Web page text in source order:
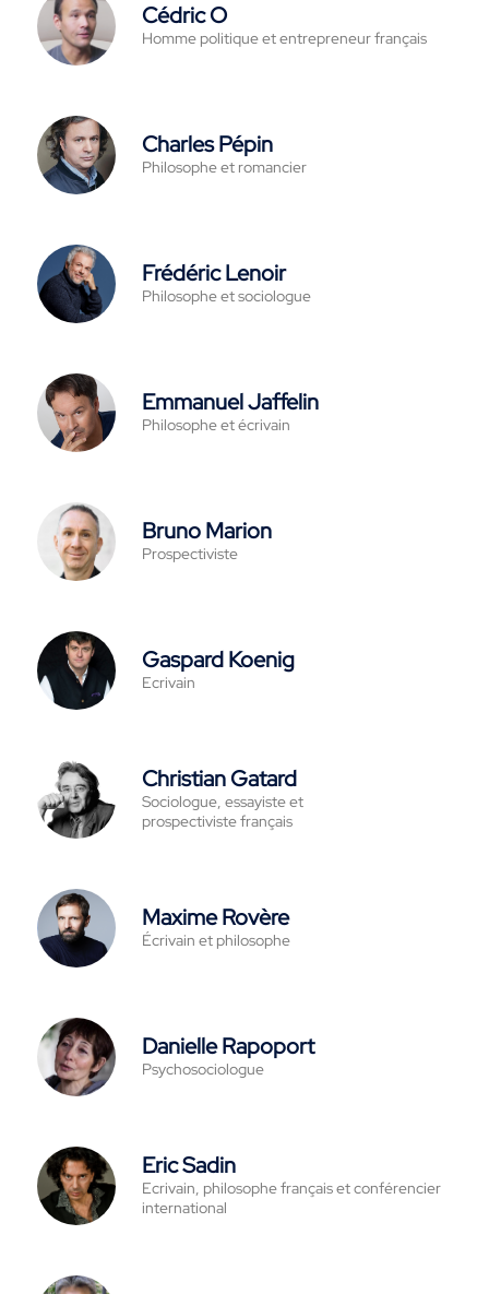
Cédric O
Homme politique et entrepreneur français
Charles Pépin
Philosophe et romancier
Frédéric Lenoir
Philosophe et sociologue
Emmanuel Jaffelin
Philosophe et écrivain
Bruno Marion
Prospectiviste
Gaspard Koenig
Ecrivain
Christian Gatard
Sociologue, essayiste et
prospectiviste français
Maxime Rovère
Écrivain et philosophe
Danielle Rapoport
Psychosociologue
Eric Sadin
Ecrivain, philosophe français et conférencier
international